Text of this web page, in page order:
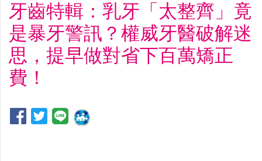
牙齒特輯：乳牙「太整齊」竟
是暴牙警訊？權威牙醫破解迷
思，提早做對省下百萬矯正
費！